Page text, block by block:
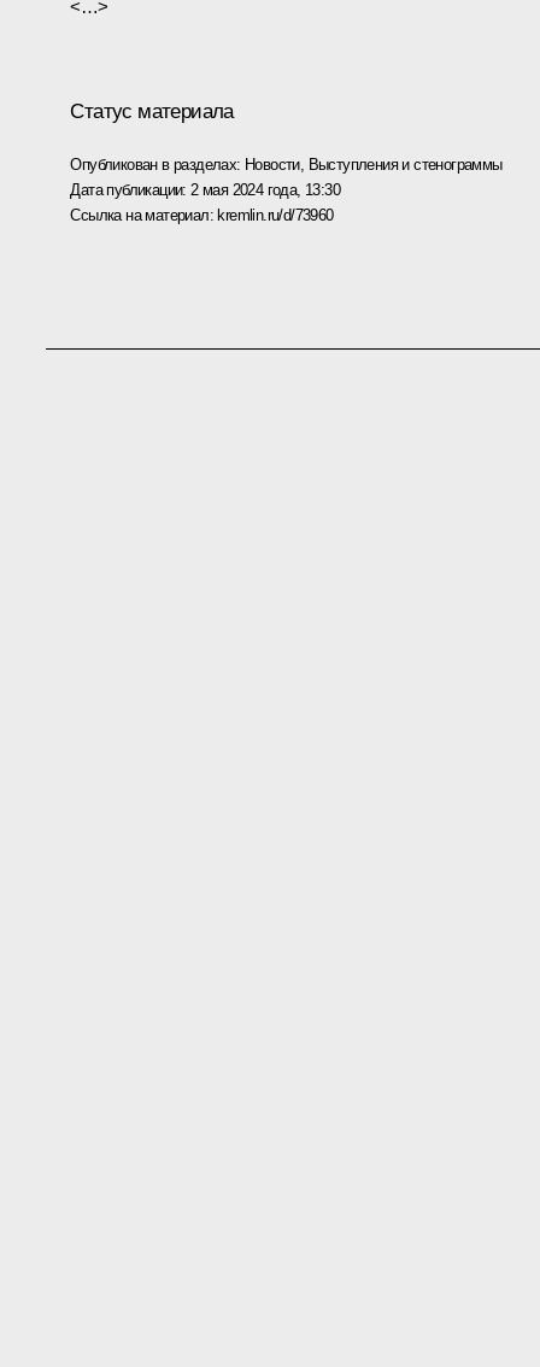
<…>
Статус материала
Опубликован в разделах: Новости, Выступления и стенограммы
Дата публикации: 2 мая 2024 года, 13:30
Ссылка на материал: kremlin.ru/d/73960